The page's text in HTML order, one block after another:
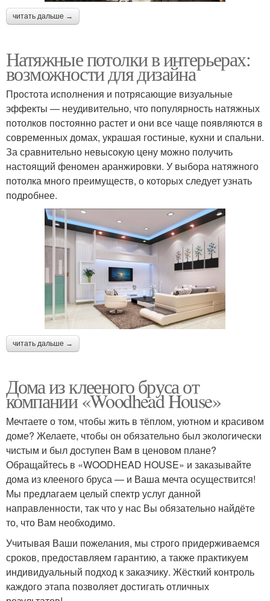
читать дальше →
Натяжные потолки в интерьерах:
возможности для дизайна
Простота исполнения и потрясающие визуальные
эффекты — неудивительно, что популярность натяжных
потолков постоянно растет и они все чаще появляются в
современных домах, украшая гостиные, кухни и спальни.
За сравнительно невысокую цену можно получить
настоящий феномен аранжировки. У выбора натяжного
потолка много преимуществ, о которых следует узнать
подробнее.
читать дальше →
Дома из клееного бруса от
компании «Woodhead House»
Мечтаете о том, чтобы жить в тёплом, уютном и красивом
доме? Желаете, чтобы он обязательно был экологически
чистым и был доступен Вам в ценовом плане?
Обращайтесь в «WOODHEAD HOUSE» и заказывайте
дома из клееного бруса — и Ваша мечта осуществится!
Мы предлагаем целый спектр услуг данной
направленности, так что у нас Вы обязательно найдёте
то, что Вам необходимо.
Учитывая Ваши пожелания, мы строго придерживаемся
сроков, предоставляем гарантию, а также практикуем
индивидуальный подход к заказчику. Жёсткий контроль
каждого этапа позволяет достигать отличных